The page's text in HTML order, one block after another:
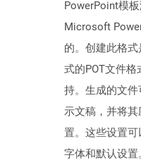
PowerPoint模
Microsoft
的。创建此格
式的POT文件格
持。生成的文
示文稿，并将
置。这些设置可
字体和默认设